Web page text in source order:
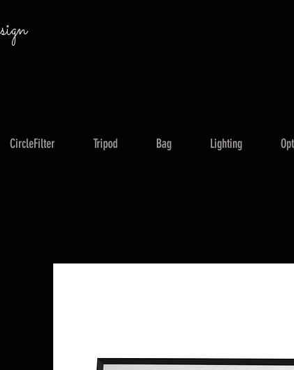
CircleFilter Tripod Bag Lighting